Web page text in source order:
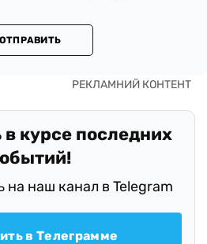
ОТПРАВИТЬ
в курсе последних
на наш канал в Telegram
в Телеграмме